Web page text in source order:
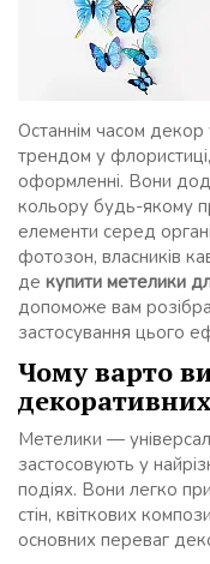
Останнім часом декор
трендом у
оформленні. Вони
кольору будь-якому
елементи серед
фотозон, власників
де купити метелики
допоможе вам
застосування цього
Чому варто
Метелики —
застосовують у
подіях. Вони легко
стін, квіткових
основних переваг